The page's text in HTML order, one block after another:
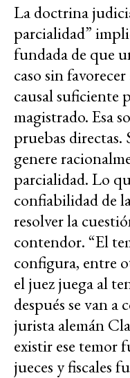
La doctrina
parcialidad”
fundada de que
caso sin
causal suficiente
magistrado. Esa
pruebas
genere
parcialidad. Lo
confiabilidad de
resolver la
contendor. “El
configura, entre
el juez juega al
después se van a
jurista alemán
existir ese temor
jueces y fiscales